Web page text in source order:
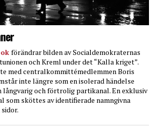
förändrar bilden av Socialdemokraternas
och Kreml under det “Kalla kriget”.
med centralkommittémedlemmen Boris
inte längre som en isolerad händelse
långvarig och förtrolig partikanal. En exklusiv
som sköttes av identifierade namngivna